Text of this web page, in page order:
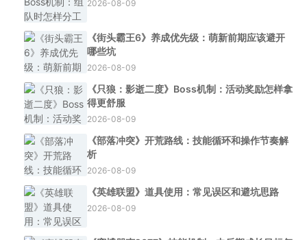
2026-08-09
《街头霸王6》养成优先级：萌新前期应该避开
哪些坑
2026-08-09
《只狼：影逝二度》Boss机制：活动奖励怎样拿
得更舒服
2026-08-09
《部落冲突》开荒路线：技能循环和操作节奏解
析
2026-08-09
《英雄联盟》道具使用：常见误区和避坑思路
2026-08-09